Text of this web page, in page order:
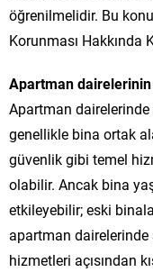
öğrenilmelidir. Bu
Korunması Hakkında
Apartman
Apartman dairelerinde
genellikle bina ortak
güvenlik gibi temel
olabilir. Ancak bina
etkileyebilir; eski
apartman dairelerinde
hizmetleri açısından